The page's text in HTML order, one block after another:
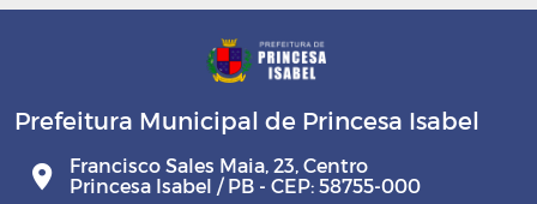
QDD - Quadro Detalhado da Despesa
Leis das Diárias
Lei sobre tempo em fila de Agências
Prefeitura Municipal de Princesa Isabel
Francisco Sales Maia, 23, Centro
Princesa Isabel / PB - CEP: 58755-000